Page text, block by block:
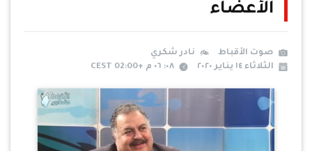
الأعضاء
صوت الأقباط
نادر شكري
الثلاثاء ١٤ يناير ٢٠٢٠
٠٨: ٠٦ م +02:00 CEST